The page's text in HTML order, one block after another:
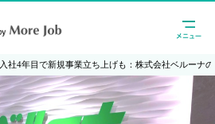
入社4年目で新規事業立ち上げも：株式会社ベルーナ